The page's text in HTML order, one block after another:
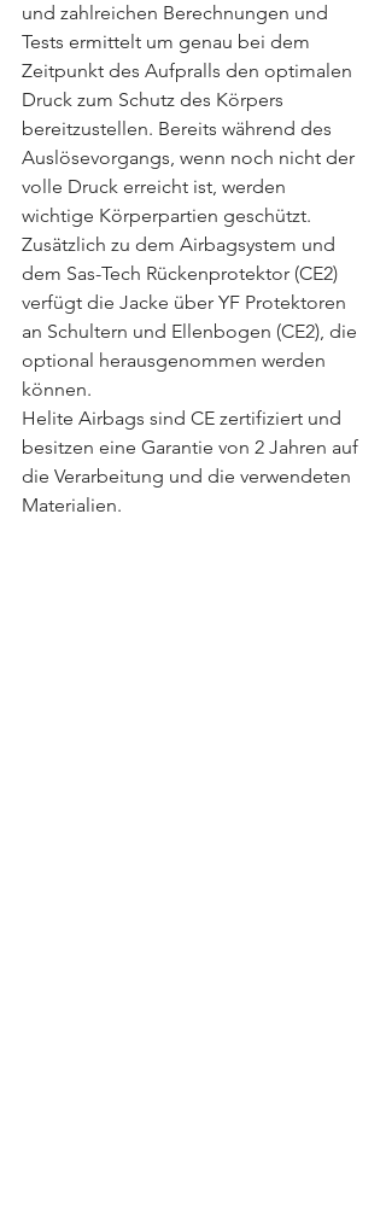
und zahlreichen Berechnungen und
Tests ermittelt um genau bei dem
Zeitpunkt des Aufpralls den optimalen
Druck zum Schutz des Körpers
bereitzustellen. Bereits während des
Auslösevorgangs, wenn noch nicht der
volle Druck erreicht ist, werden
wichtige Körperpartien geschützt.
Zusätzlich zu dem Airbagsystem und
dem Sas-Tech Rückenprotektor (CE2)
verfügt die Jacke über YF Protektoren
an Schultern und Ellenbogen (CE2), die
optional herausgenommen werden
können.
Helite Airbags sind CE zertifiziert und
besitzen eine Garantie von 2 Jahren auf
die Verarbeitung und die verwendeten
Materialien.